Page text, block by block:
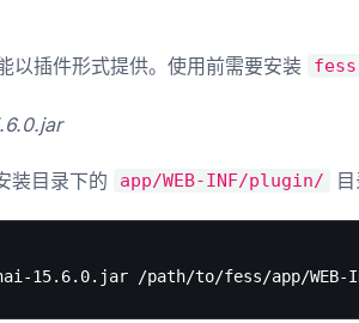
以插件形式提供。使用前需要安装
装目录下的 app/WEB-INF/plugin/